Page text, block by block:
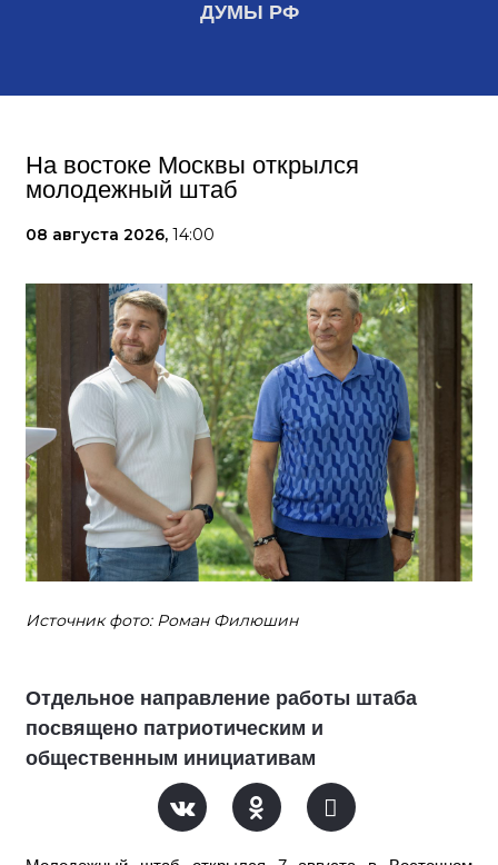
ДУМЫ РФ
На востоке Москвы открылся
молодежный штаб
08 августа 2026, 14:00
Источник фото: Роман Филюшин
Отдельное направление работы штаба
посвящено патриотическим и
общественным инициативам